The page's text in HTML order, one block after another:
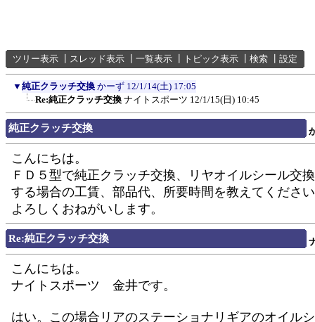
ツリー表示 スレッド表示 一覧表示 トピック表示 検索 設定
▼ 純正クラッチ交換 かーず 12/1/14(土) 17:05
Re:純正クラッチ交換 ナイトスポーツ 12/1/15(日) 10:45
純正クラッチ交換
こんにちは。
ＦＤ５型で純正クラッチ交換、リヤオイルシール交
する場合の工賃、部品代、所要時間を教えてくださ
よろしくおねがいします。
Re:純正クラッチ交換
こんにちは。
ナイトスポーツ 金井です。
はい。この場合リアのステーショナリギアのオイル